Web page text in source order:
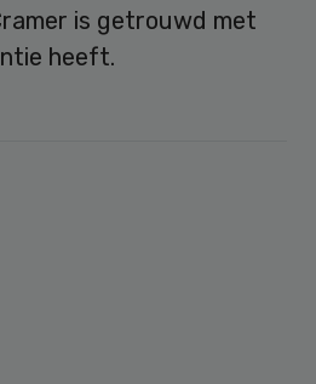
is getrouwd met
heeft.